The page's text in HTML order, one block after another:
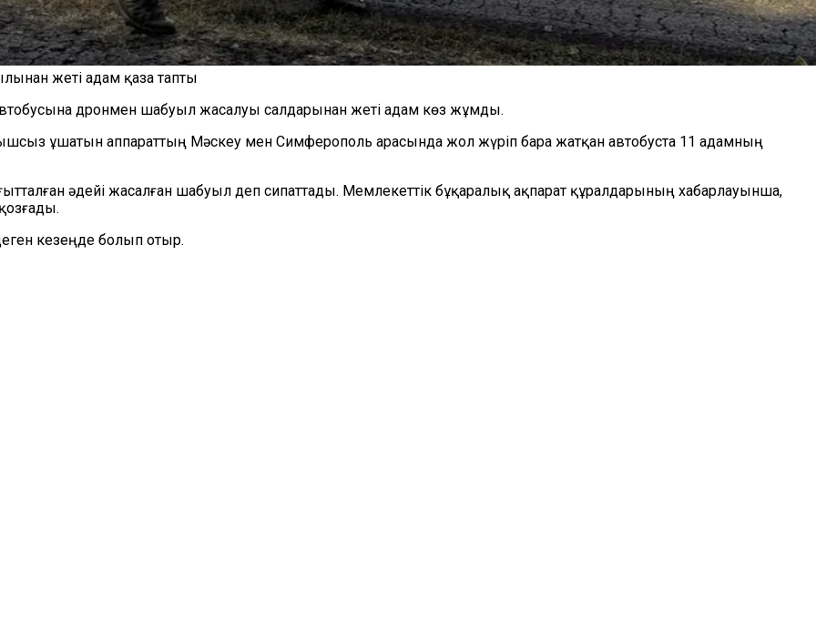
жеті адам қаза тапты
дронмен шабуыл жасалуы салдарынан жеті адам көз жұмды.
ұшатын аппараттың Мәскеу мен Симферополь арасында жол жүріп бара жатқан автобуста 11 адамның
әдейі жасалған шабуыл деп сипаттады. Мемлекеттік бұқаралық ақпарат құралдарының хабарлауынша,
кезеңде болып отыр.